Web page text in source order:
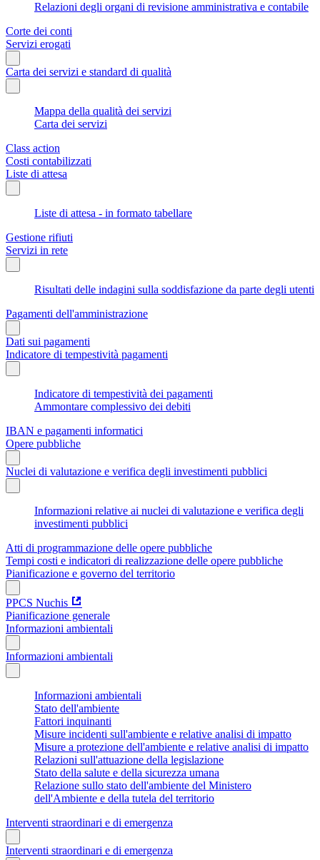
Relazioni degli organi di revisione amministrativa e contabile
Corte dei conti
Servizi erogati
Carta dei servizi e standard di qualità
Mappa della qualità dei servizi
Carta dei servizi
Class action
Costi contabilizzati
Liste di attesa
Liste di attesa - in formato tabellare
Gestione rifiuti
Servizi in rete
Risultati delle indagini sulla soddisfazione da parte degli utenti
Pagamenti dell'amministrazione
Dati sui pagamenti
Indicatore di tempestività pagamenti
Indicatore di tempestività dei pagamenti
Ammontare complessivo dei debiti
IBAN e pagamenti informatici
Opere pubbliche
Nuclei di valutazione e verifica degli investimenti pubblici
Informazioni relative ai nuclei di valutazione e verifica degli
investimenti pubblici
Atti di programmazione delle opere pubbliche
Tempi costi e indicatori di realizzazione delle opere pubbliche
Pianificazione e governo del territorio
PPCS Nuchis
Pianificazione generale
Informazioni ambientali
Informazioni ambientali
Informazioni ambientali
Stato dell'ambiente
Fattori inquinanti
Misure incidenti sull'ambiente e relative analisi di impatto
Misure a protezione dell'ambiente e relative analisi di impatto
Relazioni sull'attuazione della legislazione
Stato della salute e della sicurezza umana
Relazione sullo stato dell'ambiente del Ministero
dell'Ambiente e della tutela del territorio
Interventi straordinari e di emergenza
Interventi straordinari e di emergenza